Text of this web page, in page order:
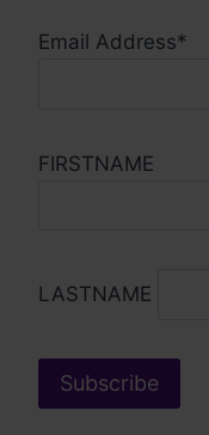
Email Address*
FIRSTNAME
LASTNAME